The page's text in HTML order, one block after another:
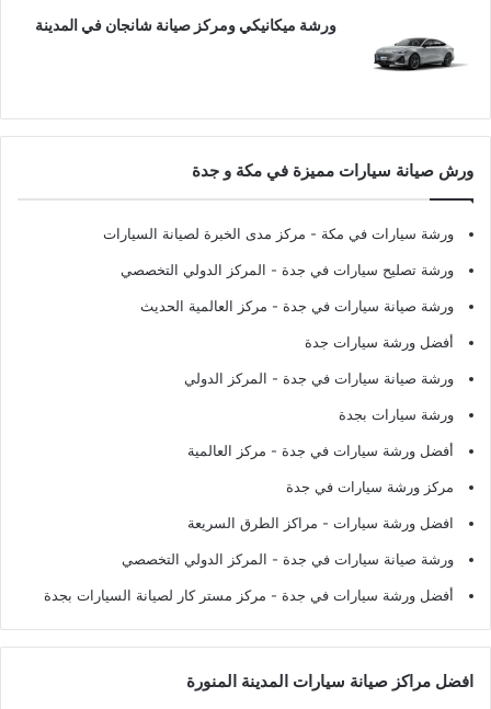
ورشة ميكانيكي ومركز صيانة شانجان في المدينة
ورش صيانة سيارات مميزة في مكة و جدة
ورشة سيارات في مكة - مركز مدى الخبرة لصيانة السيارات
ورشة تصليح سيارات في جدة - المركز الدولي التخصصي
ورشة صيانة سيارات في جدة - مركز العالمية الحديث
أفضل ورشة سيارات جدة
ورشة صيانة سيارات في جدة - المركز الدولي
ورشة سيارات بجدة
أفضل ورشة سيارات في جدة - مركز العالمية
مركز ورشة سيارات في جدة
افضل ورشة سيارات - مراكز الطرق السريعة
ورشة صيانة سيارات في جدة - المركز الدولي التخصصي
أفضل ورشة سيارات في جدة - مركز مستر كار لصيانة السيارات بجدة
افضل مراكز صيانة سيارات المدينة المنورة